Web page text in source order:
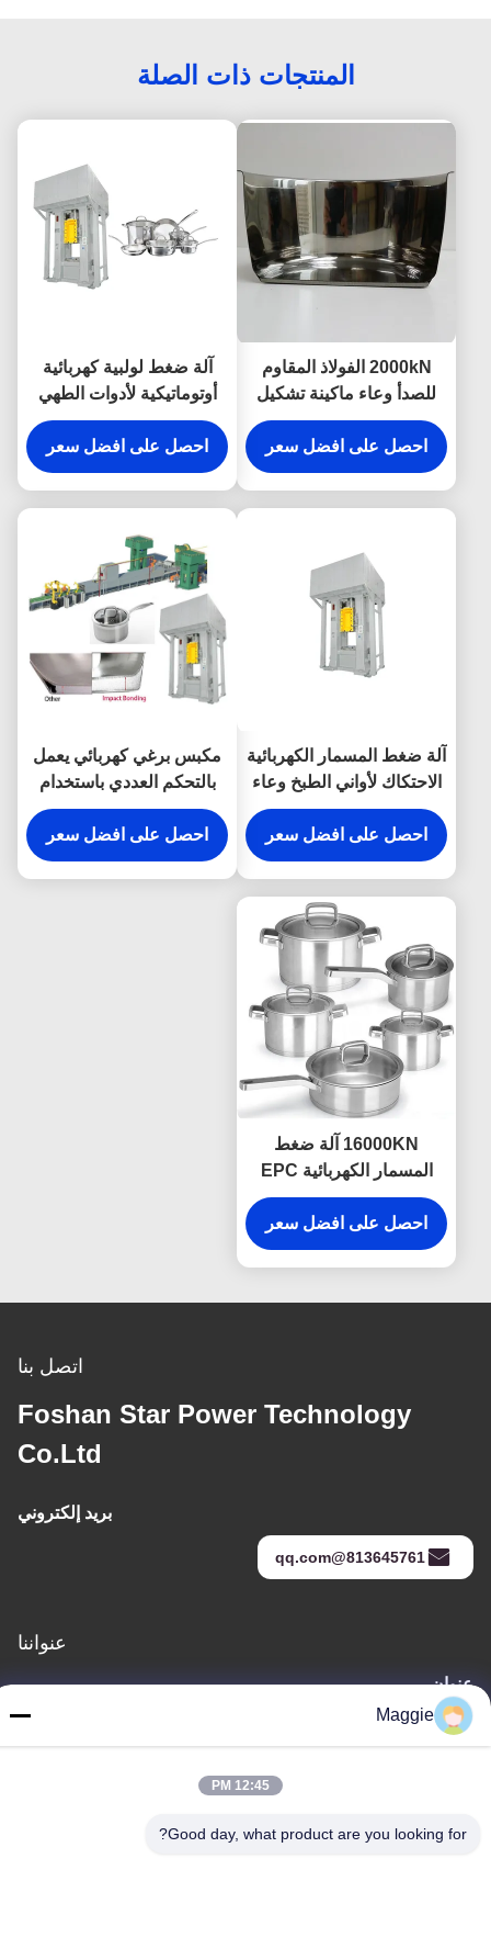
المنتجات ذات الصلة
2000kN الفولاذ المقاوم
للصدأ وعاء ماكينة تشكيل
مطرقة الصحافة
احصل على افضل سعر
آلة ضغط لولبية كهربائية
أوتوماتيكية لأدوات الطهي
حزام جلد وعاء من الفولاذ
المقاوم للصدأ
احصل على افضل سعر
آلة ضغط المسمار الكهربائية
الاحتكاك لأواني الطبخ وعاء
الفولاذ المقاوم للصدأ
احصل على افضل سعر
مكبس برغي كهربائي يعمل
بالتحكم العددي باستخدام
الحاسب الآلي 16000KN
لصنع تجهيزات المطابخ
احصل على افضل سعر
16000KN آلة ضغط
المسمار الكهربائية EPC
CNC الطاقة مدفوعة لصنع
تجهيزات المطابخ
احصل على افضل سعر
اتصل بنا
Foshan Star Power Technology
Co.Ltd
بريد إلكتروني
813645761@qq.com
عنواننا
عنوان
الغرفة 1402، الكتلة A6، لا.133"طريق جيهوا الغربي في منطقة
Maggie
12:45 PM
Good day, what product are you looking for?